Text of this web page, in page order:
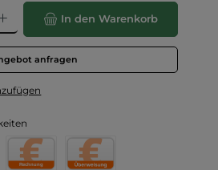
gewünschten Wert ein oder benutze die
In den Warenkorb
anfragen